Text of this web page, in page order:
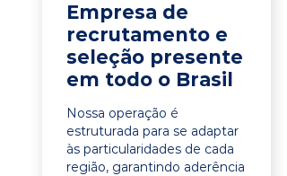
Empresa de
recrutamento e
seleção presente
em todo o Brasil
Nossa operação é
estruturada para se adaptar
às particularidades de cada
região, garantindo aderência